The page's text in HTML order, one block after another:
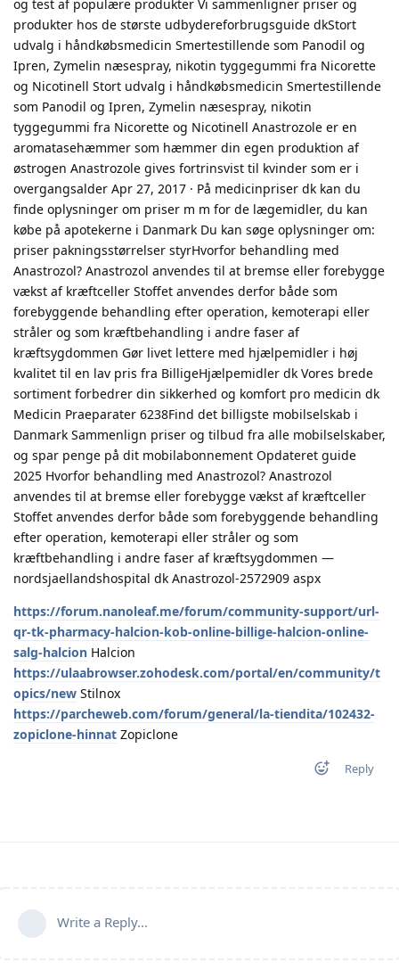
og test af populære produkter Vi sammenligner priser og
produkter hos de største udbydereforbrugsguide dkStort
udvalg i håndkøbsmedicin Smertestillende som Panodil og
Ipren, Zymelin næsespray, nikotin tyggegummi fra Nicorette
og Nicotinell Stort udvalg i håndkøbsmedicin Smertestillende
som Panodil og Ipren, Zymelin næsespray, nikotin
tyggegummi fra Nicorette og Nicotinell Anastrozole er en
aromatasehæmmer som hæmmer din egen produktion af
østrogen Anastrozole gives fortrinsvist til kvinder som er i
overgangsalder Apr 27, 2017 · På medicinpriser dk kan du
finde oplysninger om priser m m for de lægemidler, du kan
købe på apotekerne i Danmark Du kan søge oplysninger om:
priser pakningsstørrelser styrHvorfor behandling med
Anastrozol? Anastrozol anvendes til at bremse eller forebygge
vækst af kræftceller Stoffet anvendes derfor både som
forebyggende behandling efter operation, kemoterapi eller
stråler og som kræftbehandling i andre faser af
kræftsygdommen Gør livet lettere med hjælpemidler i høj
kvalitet til en lav pris fra BilligeHjælpemidler dk Vores brede
sortiment forbedrer din sikkerhed og komfort pro medicin dk
Medicin Praeparater 6238Find det billigste mobilselskab i
Danmark Sammenlign priser og tilbud fra alle mobilselskaber,
og spar penge på dit mobilabonnement Opdateret guide
2025 Hvorfor behandling med Anastrozol? Anastrozol
anvendes til at bremse eller forebygge vækst af kræftceller
Stoffet anvendes derfor både som forebyggende behandling
efter operation, kemoterapi eller stråler og som
kræftbehandling i andre faser af kræftsygdommen —
nordsjaellandshospital dk Anastrozol-2572909 aspx
https://forum.nanoleaf.me/forum/community-support/url-
qr-tk-pharmacy-halcion-kob-online-billige-halcion-online-
salg-halcion Halcion
https://ulaabrowser.zohodesk.com/portal/en/community/t
opics/new Stilnox
https://parcheweb.com/forum/general/la-tiendita/102432-
zopiclone-hinnat Zopiclone
Reply
Write a Reply...